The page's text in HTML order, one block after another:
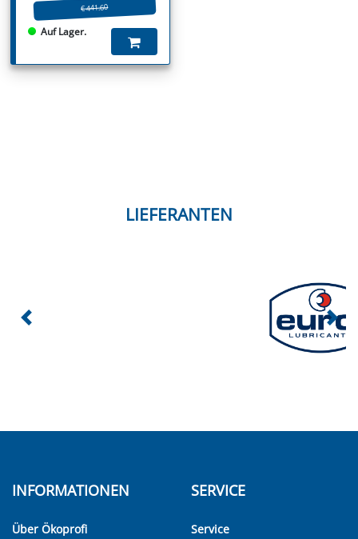
€ 441.60
Auf Lager.
LIEFERANTEN
INFORMATIONEN
Über Ökoprofi
SERVICE
Service